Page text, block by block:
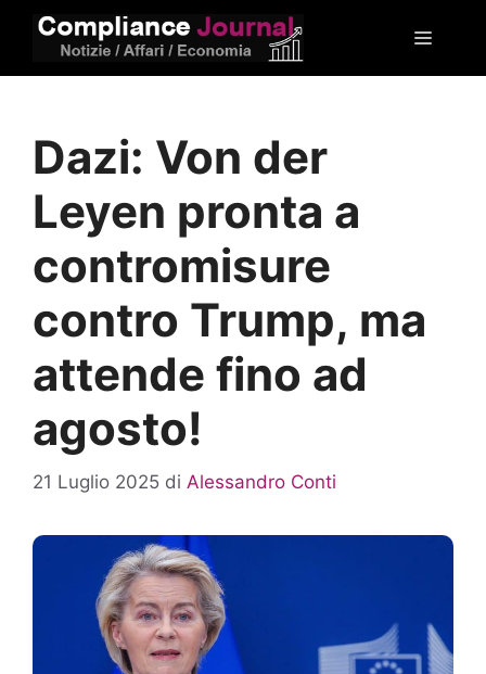
Menu
Dazi: Von der
Leyen pronta a
contromisure
contro Trump, ma
attende fino ad
agosto!
21 Luglio 2025 di Alessandro Conti